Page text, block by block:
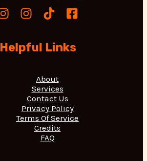
Helpful Links
About
Services
Contact Us
Privacy Policy
Terms Of Service
Credits
FAQ